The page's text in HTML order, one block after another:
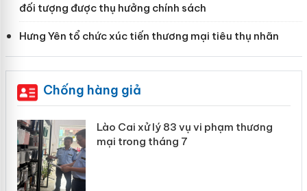
đối tượng được thụ hưởng chính sách
Hưng Yên tổ chức xúc tiến thương mại tiêu thụ nhãn
Chống hàng giả
Lào Cai xử lý 83 vụ vi phạm thương
mại trong tháng 7